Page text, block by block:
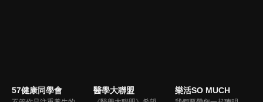
57健康同學會 醫學大聯盟 樂活SO MUCH